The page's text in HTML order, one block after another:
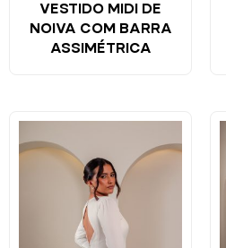
VESTIDO MIDI DE
NOIVA COM BARRA
ASSIMÉTRICA